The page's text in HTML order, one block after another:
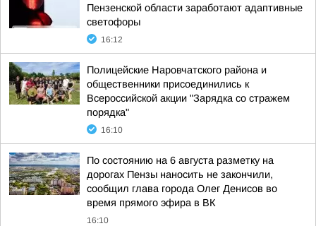
Пензенской области заработают адаптивные
светофоры
16:12
Полицейские Наровчатского района и
общественники присоединились к
Всероссийской акции "Зарядка со стражем
порядка"
16:10
По состоянию на 6 августа разметку на
дорогах Пензы наносить не закончили,
сообщил глава города Олег Денисов во
время прямого эфира в ВК
16:10